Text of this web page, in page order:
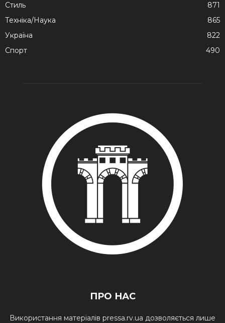
Стиль
871
Техніка/Наука
865
Україна
822
Спорт
490
ПРО НАС
Використання матеріалів pressa.rv.ua дозволяється лише